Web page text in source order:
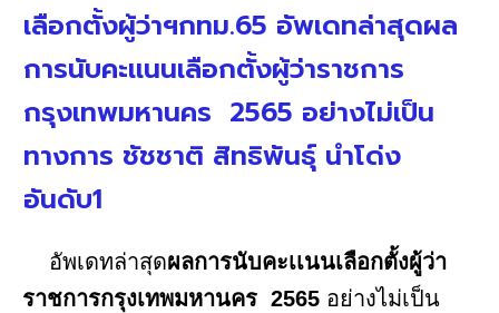
เลือกตั้งผู้ว่าฯกทม.65 อัพเดทล่าสุดผล
การนับคะเเนนเลือกตั้งผู้ว่าราชการ
กรุงเทพมหานคร 2565 อย่างไม่เป็น
ทางการ ชัชชาติ สิทธิพันธุ์ นำโด่ง
อันดับ1
อัพเดทล่าสุดผลการนับคะเเนนเลือกตั้งผู้ว่า
ราชการกรุงเทพมหานคร 2565 อย่างไม่เป็น